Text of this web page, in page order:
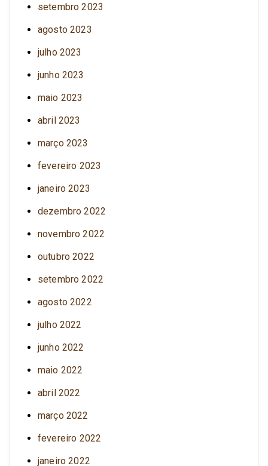
setembro 2023
agosto 2023
julho 2023
junho 2023
maio 2023
abril 2023
março 2023
fevereiro 2023
janeiro 2023
dezembro 2022
novembro 2022
outubro 2022
setembro 2022
agosto 2022
julho 2022
junho 2022
maio 2022
abril 2022
março 2022
fevereiro 2022
janeiro 2022